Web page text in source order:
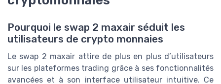
Pourquoi le swap 2 maxair séduit les
utilisateurs de crypto monnaies
Le swap 2 maxair attire de plus en plus d’utilisateurs
sur les plateformes trading grâce à ses fonctionnalités
avancées et à son interface utilisateur intuitive. Ce